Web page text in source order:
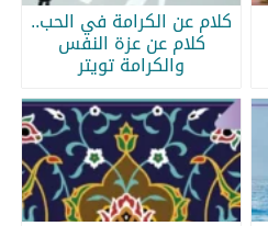
كلام عن الكرامة في الحب..
كلام عن عزة النفس
والكرامة تويتر